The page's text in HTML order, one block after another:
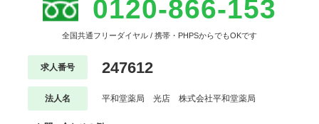
0120-866-153
全国共通フリーダイヤル / 携帯・PHPSからでもOKです
求人番号 247612
法人名 平和堂薬局 光店 株式会社平和堂薬局